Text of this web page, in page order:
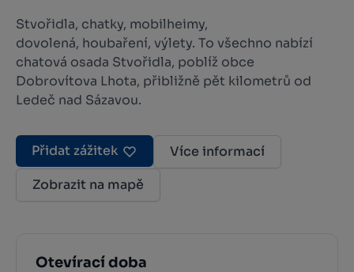
Stvořidla, chatky, mobilheimy,
dovolená, houbaření, výlety. To všechno nabízí
chatová osada Stvořidla, poblíž obce
Dobrovítova Lhota, přibližně pět kilometrů od
Ledeč nad Sázavou.
Přidat zážitek
Více informací
Zobrazit na mapě
Otevírací doba